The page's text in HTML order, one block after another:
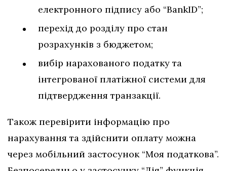
електронного підпису або “BankID”;
перехід до розділу про стан
розрахунків з бюджетом;
вибір нарахованого податку та
інтегрованої платіжної системи для
підтвердження транзакції.
Також перевірити інформацію про
нарахування та здійснити оплату можна
через мобільний застосунок “Моя податкова”.